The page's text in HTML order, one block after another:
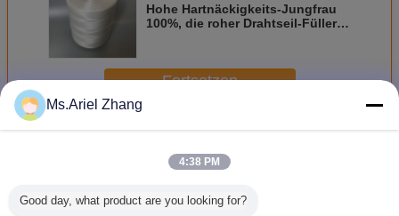
Hohe Hartnäckigkeits-Jungfrau
100%, die roher Drahtseil-Füller
Fortsetzen
MehrPp.-Füller-Garn
Ms.Ariel Zhang
4:38 PM
Good day, what product are you looking for?